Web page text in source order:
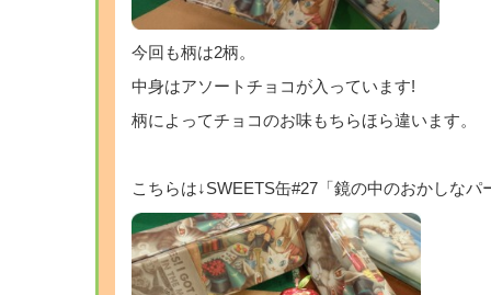
今回も柄は2柄。
中身はアソートチョコが入っています!
柄によってチョコのお味もちらほら違います。
こちらは↓SWEETS缶#27「鏡の中のおかしなパ